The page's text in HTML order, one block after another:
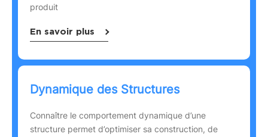
produit
En savoir plus
Dynamique des Structures
Connaître le comportement dynamique d’une
structure permet d’optimiser sa construction, de